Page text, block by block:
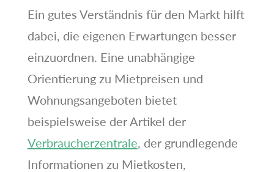
Ein gutes Verständnis für den Markt hilft
dabei, die eigenen Erwartungen besser
einzuordnen. Eine unabhängige
Orientierung zu Mietpreisen und
Wohnungsangeboten bietet
beispielsweise der Artikel der
Verbraucherzentrale , der grundlegende
Informationen zu Mietkosten,